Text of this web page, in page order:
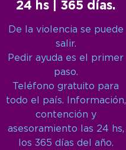
24 hs | 365 días.
De la violencia se puede
salir.
Pedir ayuda es el primer
paso.
Teléfono gratuito para
todo el país. Información,
contención y
asesoramiento las 24 hs,
los 365 días del año.